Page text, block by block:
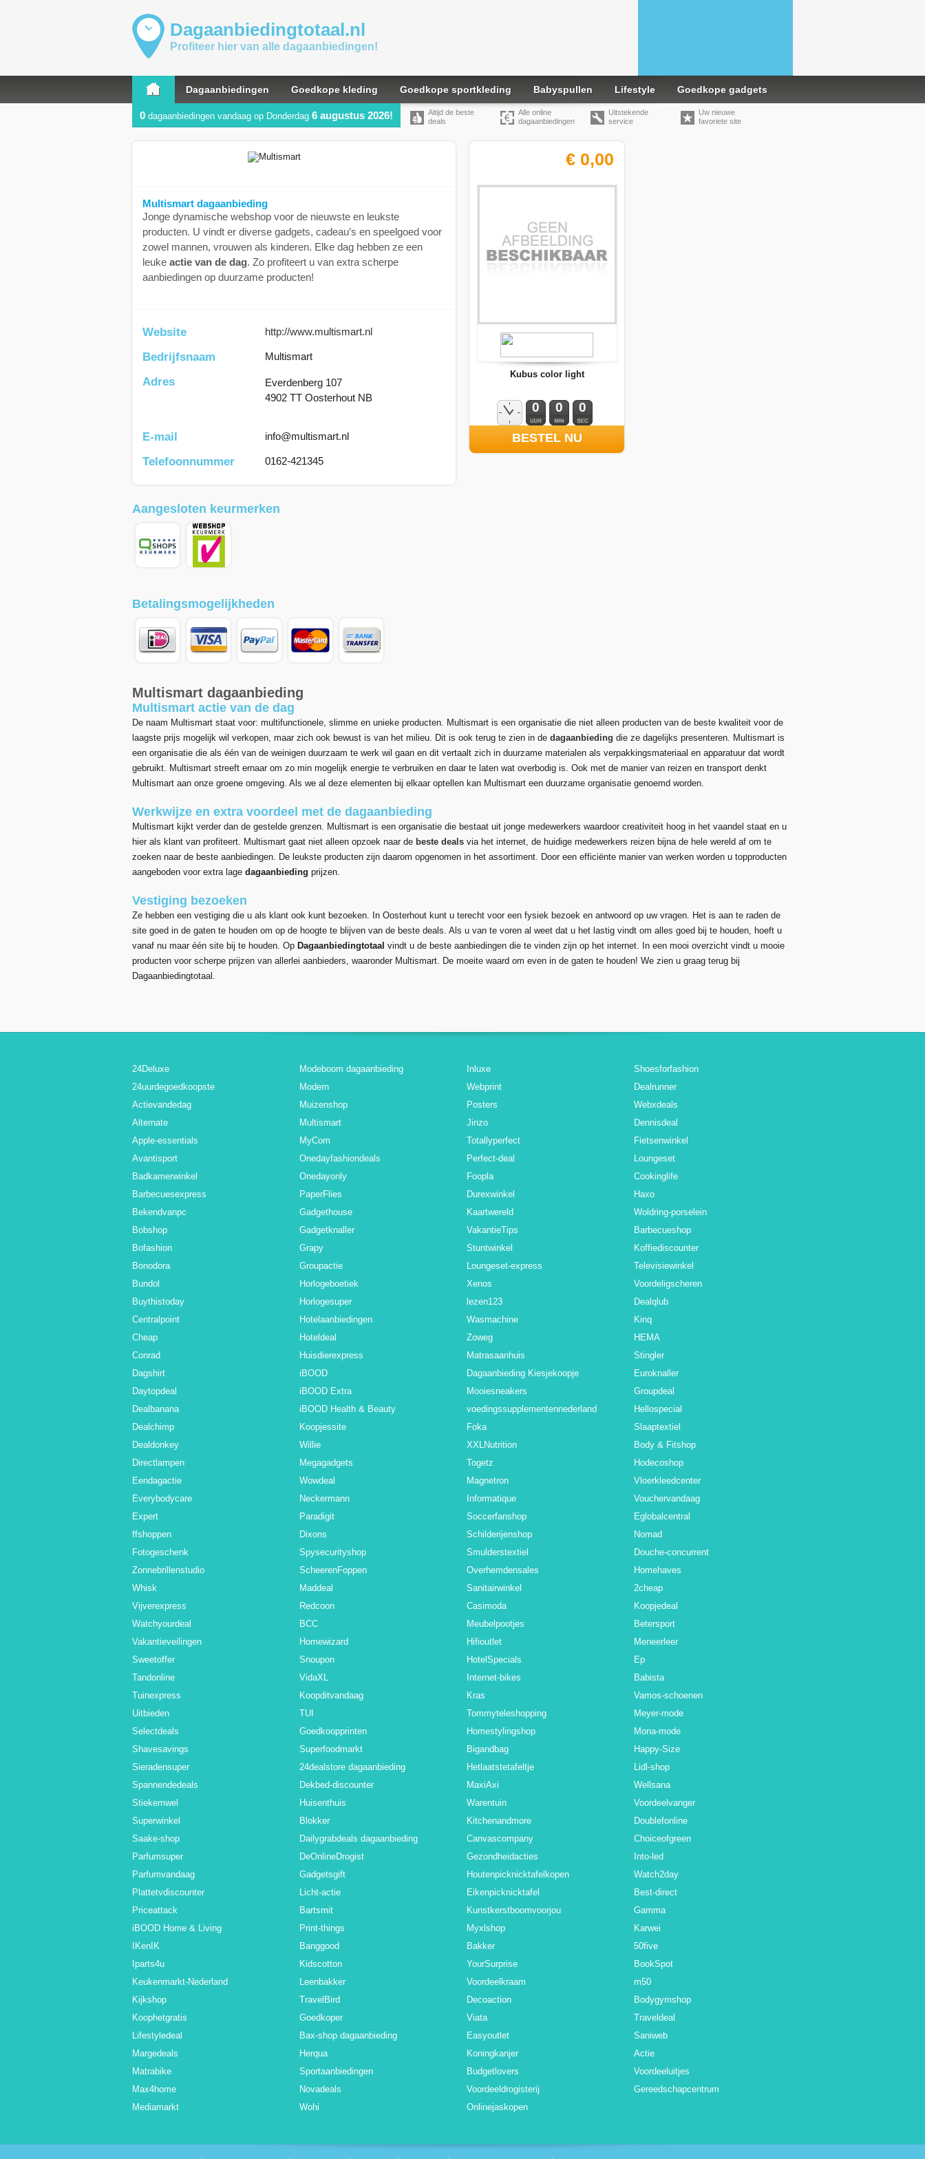
Dagaanbiedingtotaal.nl
Profiteer hier van alle dagaanbiedingen!
Dagaanbiedingen Goedkope kleding Goedkope sportkleding Babyspullen Lifestyle Goedkope gadgets
0 dagaanbiedingen vandaag op Donderdag 6 augustus 2026!
Altijd de beste
deals
Alle online
dagaanbiedingen
Uitstekende
service
Uw nieuwe
favoriete site
Multismart dagaanbieding
Jonge dynamische webshop voor de nieuwste en leukste
producten. U vindt er diverse gadgets, cadeau’s en speelgoed voor
zowel mannen, vrouwen als kinderen. Elke dag hebben ze een
leuke actie van de dag. Zo profiteert u van extra scherpe
aanbiedingen op duurzame producten!
Website http://www.multismart.nl
Bedrijfsnaam Multismart
Adres
Everdenberg 107
4902 TT Oosterhout NB
E-mail info@multismart.nl
Telefoonnummer 0162-421345
Aangesloten keurmerken
Betalingsmogelijkheden
€ 0,00
Kubus color light
0 0 0
BESTEL NU
Multismart dagaanbieding
Multismart actie van de dag
De naam Multismart staat voor: multifunctionele, slimme en unieke producten. Multismart is een organisatie die niet alleen producten van de beste kwaliteit voor de
laagste prijs mogelijk wil verkopen, maar zich ook bewust is van het milieu. Dit is ook terug te zien in de dagaanbieding die ze dagelijks presenteren. Multismart is
een organisatie die als één van de weinigen duurzaam te werk wil gaan en dit vertaalt zich in duurzame materialen als verpakkingsmateriaal en apparatuur dat wordt
gebruikt. Multismart streeft ernaar om zo min mogelijk energie te verbruiken en daar te laten wat overbodig is. Ook met de manier van reizen en transport denkt
Multismart aan onze groene omgeving. Als we al deze elementen bij elkaar optellen kan Multismart een duurzame organisatie genoemd worden.
Werkwijze en extra voordeel met de dagaanbieding
Multismart kijkt verder dan de gestelde grenzen. Multismart is een organisatie die bestaat uit jonge medewerkers waardoor creativiteit hoog in het vaandel staat en u
hier als klant van profiteert. Multismart gaat niet alleen opzoek naar de beste deals via het internet, de huidige medewerkers reizen bijna de hele wereld af om te
zoeken naar de beste aanbiedingen. De leukste producten zijn daarom opgenomen in het assortiment. Door een efficiënte manier van werken worden u topproducten
aangeboden voor extra lage dagaanbieding prijzen.
Vestiging bezoeken
Ze hebben een vestiging die u als klant ook kunt bezoeken. In Oosterhout kunt u terecht voor een fysiek bezoek en antwoord op uw vragen. Het is aan te raden de
site goed in de gaten te houden om op de hoogte te blijven van de beste deals. Als u van te voren al weet dat u het lastig vindt om alles goed bij te houden, hoeft u
vanaf nu maar één site bij te houden. Op Dagaanbiedingtotaal vindt u de beste aanbiedingen die te vinden zijn op het internet. In een mooi overzicht vindt u mooie
producten voor scherpe prijzen van allerlei aanbieders, waaronder Multismart. De moeite waard om even in de gaten te houden! We zien u graag terug bij
Dagaanbiedingtotaal.
24Deluxe
24uurdegoedkoopste
Actievandedag
Alternate
Apple-essentials
Avantisport
Badkamerwinkel
Barbecuesexpress
Bekendvanpc
Bobshop
Bofashion
Bonodora
Bundol
Buythistoday
Centralpoint
Cheap
Conrad
Dagshirt
Daytopdeal
Dealbanana
Dealchimp
Dealdonkey
Directlampen
Eendagactie
Everybodycare
Expert
ffshoppen
Fotogeschenk
Zonnebrillenstudio
Whisk
Vijverexpress
Watchyourdeal
Vakantieveilingen
Sweetoffer
Tandonline
Tuinexpress
Uitbieden
Selectdeals
Shavesavings
Sieradensuper
Spannendedeals
Stiekemwel
Superwinkel
Saake-shop
Parfumsuper
Parfumvandaag
Plattetvdiscounter
Priceattack
iBOOD Home & Living
IKenIK
Iparts4u
Keukenmarkt-Nederland
Kijkshop
Koophetgratis
Lifestyledeal
Margedeals
Matrabike
Max4home
Mediamarkt
Modeboom dagaanbieding
Modern
Muizenshop
Multismart
MyCom
Onedayfashiondeals
Onedayonly
PaperFlies
Gadgethouse
Gadgetknaller
Grapy
Groupactie
Horlogeboetiek
Horlogesuper
Hotelaanbiedingen
Hoteldeal
Huisdierexpress
iBOOD
iBOOD Extra
iBOOD Health & Beauty
Koopjessite
Willie
Megagadgets
Wowdeal
Neckermann
Paradigit
Dixons
Spysecurityshop
ScheerenFoppen
Maddeal
Redcoon
BCC
Homewizard
Snoupon
VidaXL
Koopditvandaag
TUI
Goedkoopprinten
Superfoodmarkt
24dealstore dagaanbieding
Dekbed-discounter
Huisenthuis
Blokker
Dailygrabdeals dagaanbieding
DeOnlineDrogist
Gadgetsgift
Licht-actie
Bartsmit
Print-things
Banggood
Kidscotton
Leenbakker
TravelBird
Goedkoper
Bax-shop dagaanbieding
Herqua
Sportaanbiedingen
Novadeals
Wohi
Inluxe
Webprint
Posters
Jinzo
Totallyperfect
Perfect-deal
Foopla
Durexwinkel
Kaartwereld
VakantieTips
Stuntwinkel
Loungeset-express
Xenos
lezen123
Wasmachine
Zoweg
Matrasaanhuis
Dagaanbieding Kiesjekoopje
Mooiesneakers
voedingssupplementennederland
Foka
XXLNutrition
Togetz
Magnetron
Informatique
Soccerfanshop
Schilderijenshop
Smulderstextiel
Overhemdensales
Sanitairwinkel
Casimoda
Meubelpootjes
Hifioutlet
HotelSpecials
Internet-bikes
Kras
Tommyteleshopping
Homestylingshop
Bigandbag
Hetlaatstetafeltje
MaxiAxi
Warentuin
Kitchenandmore
Canvascompany
Gezondheidacties
Houtenpicknicktafelkopen
Eikenpicknicktafel
Kunstkerstboomvoorjou
Myxlshop
Bakker
YourSurprise
Voordeelkraam
Decoaction
Viata
Easyoutlet
Koningkanjer
Budgetlovers
Voordeeldrogisterij
Onlinejaskopen
Shoesforfashion
Dealrunner
Webxdeals
Dennisdeal
Fietsenwinkel
Loungeset
Cookinglife
Haxo
Woldring-porselein
Barbecueshop
Koffiediscounter
Televisiewinkel
Voordeligscheren
Dealqlub
Kinq
HEMA
Stingler
Euroknaller
Groupdeal
Hellospecial
Slaaptextiel
Body & Fitshop
Hodecoshop
Vloerkleedcenter
Vouchervandaag
Eglobalcentral
Nomad
Douche-concurrent
Homehaves
2cheap
Koopjedeal
Betersport
Meneerleer
Ep
Babista
Vamos-schoenen
Meyer-mode
Mona-mode
Happy-Size
Lidl-shop
Wellsana
Voordeelvanger
Doublefonline
Choiceofgreen
Into-led
Watch2day
Best-direct
Gamma
Karwei
50five
BookSpot
m50
Bodygymshop
Traveldeal
Saniweb
Actie
Voordeeluitjes
Gereedschapcentrum